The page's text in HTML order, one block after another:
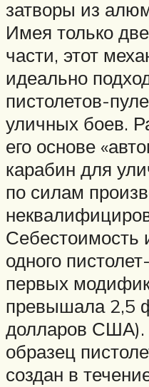
затворы из
Имея только
части, этот
идеально
пистолетов-
уличных боев.
его основе
карабин для
по силам
Себестоимость
одного
первых
превышала 2,5
долларов
образец
создан в